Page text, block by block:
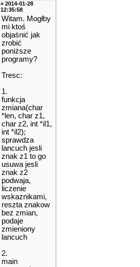
» 2014-01-28
12:35:58
Witam. Mogłby
mi ktoś
objaśnić jak
zrobić
poniższe
programy?
Tresc:
1.
funkcja
zmiana(char
*len, char z1,
char z2, int *il1,
int *il2);
sprawdza
lancuch jesli
znak z1 to go
usuwa jesli
znak z2
podwaja,
liczenie
wskaznikami,
reszta znakow
bez zmian,
podaje
zmieniony
lancuch
2.
main